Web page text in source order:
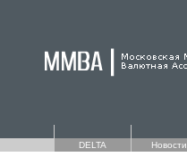
DELTA Новости